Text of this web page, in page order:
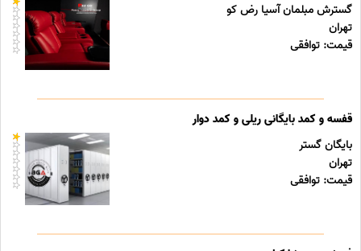
گسترش مبلمان آسیا رض کو
تهران
قیمت: توافقی
قفسه و کمد بایگانی ریلی و کمد دوار
بایگان گستر
تهران
قیمت: توافقی